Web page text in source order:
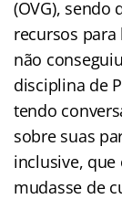
(OVG),
recursos para
não
disciplina de
tendo
sobre suas
inclusive,
mudasse de